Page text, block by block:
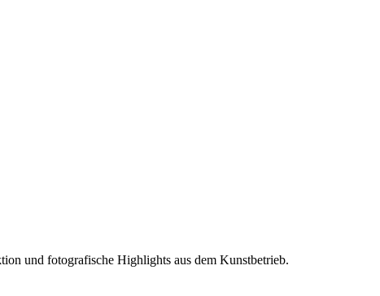
und fotografische Highlights aus dem Kunstbetrieb.